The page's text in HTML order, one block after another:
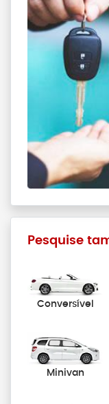
Pesquise
Conversível
Minivan